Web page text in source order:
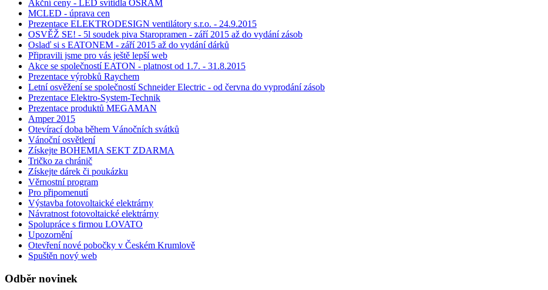
Akční ceny - LED svítidla OSRAM
MCLED - úprava cen
Prezentace ELEKTRODESIGN ventilátory s.r.o. - 24.9.2015
OSVĚŽ SE! - 5l soudek piva Staropramen - září 2015 až do vydání zásob
Oslaď si s EATONEM - září 2015 až do vydání dárků
Připravili jsme pro vás ještě lepší web
Akce se společností EATON - platnost od 1.7. - 31.8.2015
Prezentace výrobků Raychem
Letní osvěžení se společností Schneider Electric - od června do vyprodání zásob
Prezentace Elektro-System-Technik
Prezentace produktů MEGAMAN
Amper 2015
Otevírací doba během Vánočních svátků
Vánoční osvětlení
Získejte BOHEMIA SEKT ZDARMA
Tričko za chránič
Získejte dárek či poukázku
Věrnostní program
Pro připomenutí
Výstavba fotovoltaické elektrárny
Návratnost fotovoltaické elektrárny
Spolupráce s firmou LOVATO
Upozornění
Otevření nové pobočky v Českém Krumlově
Spuštěn nový web
Odběr novinek